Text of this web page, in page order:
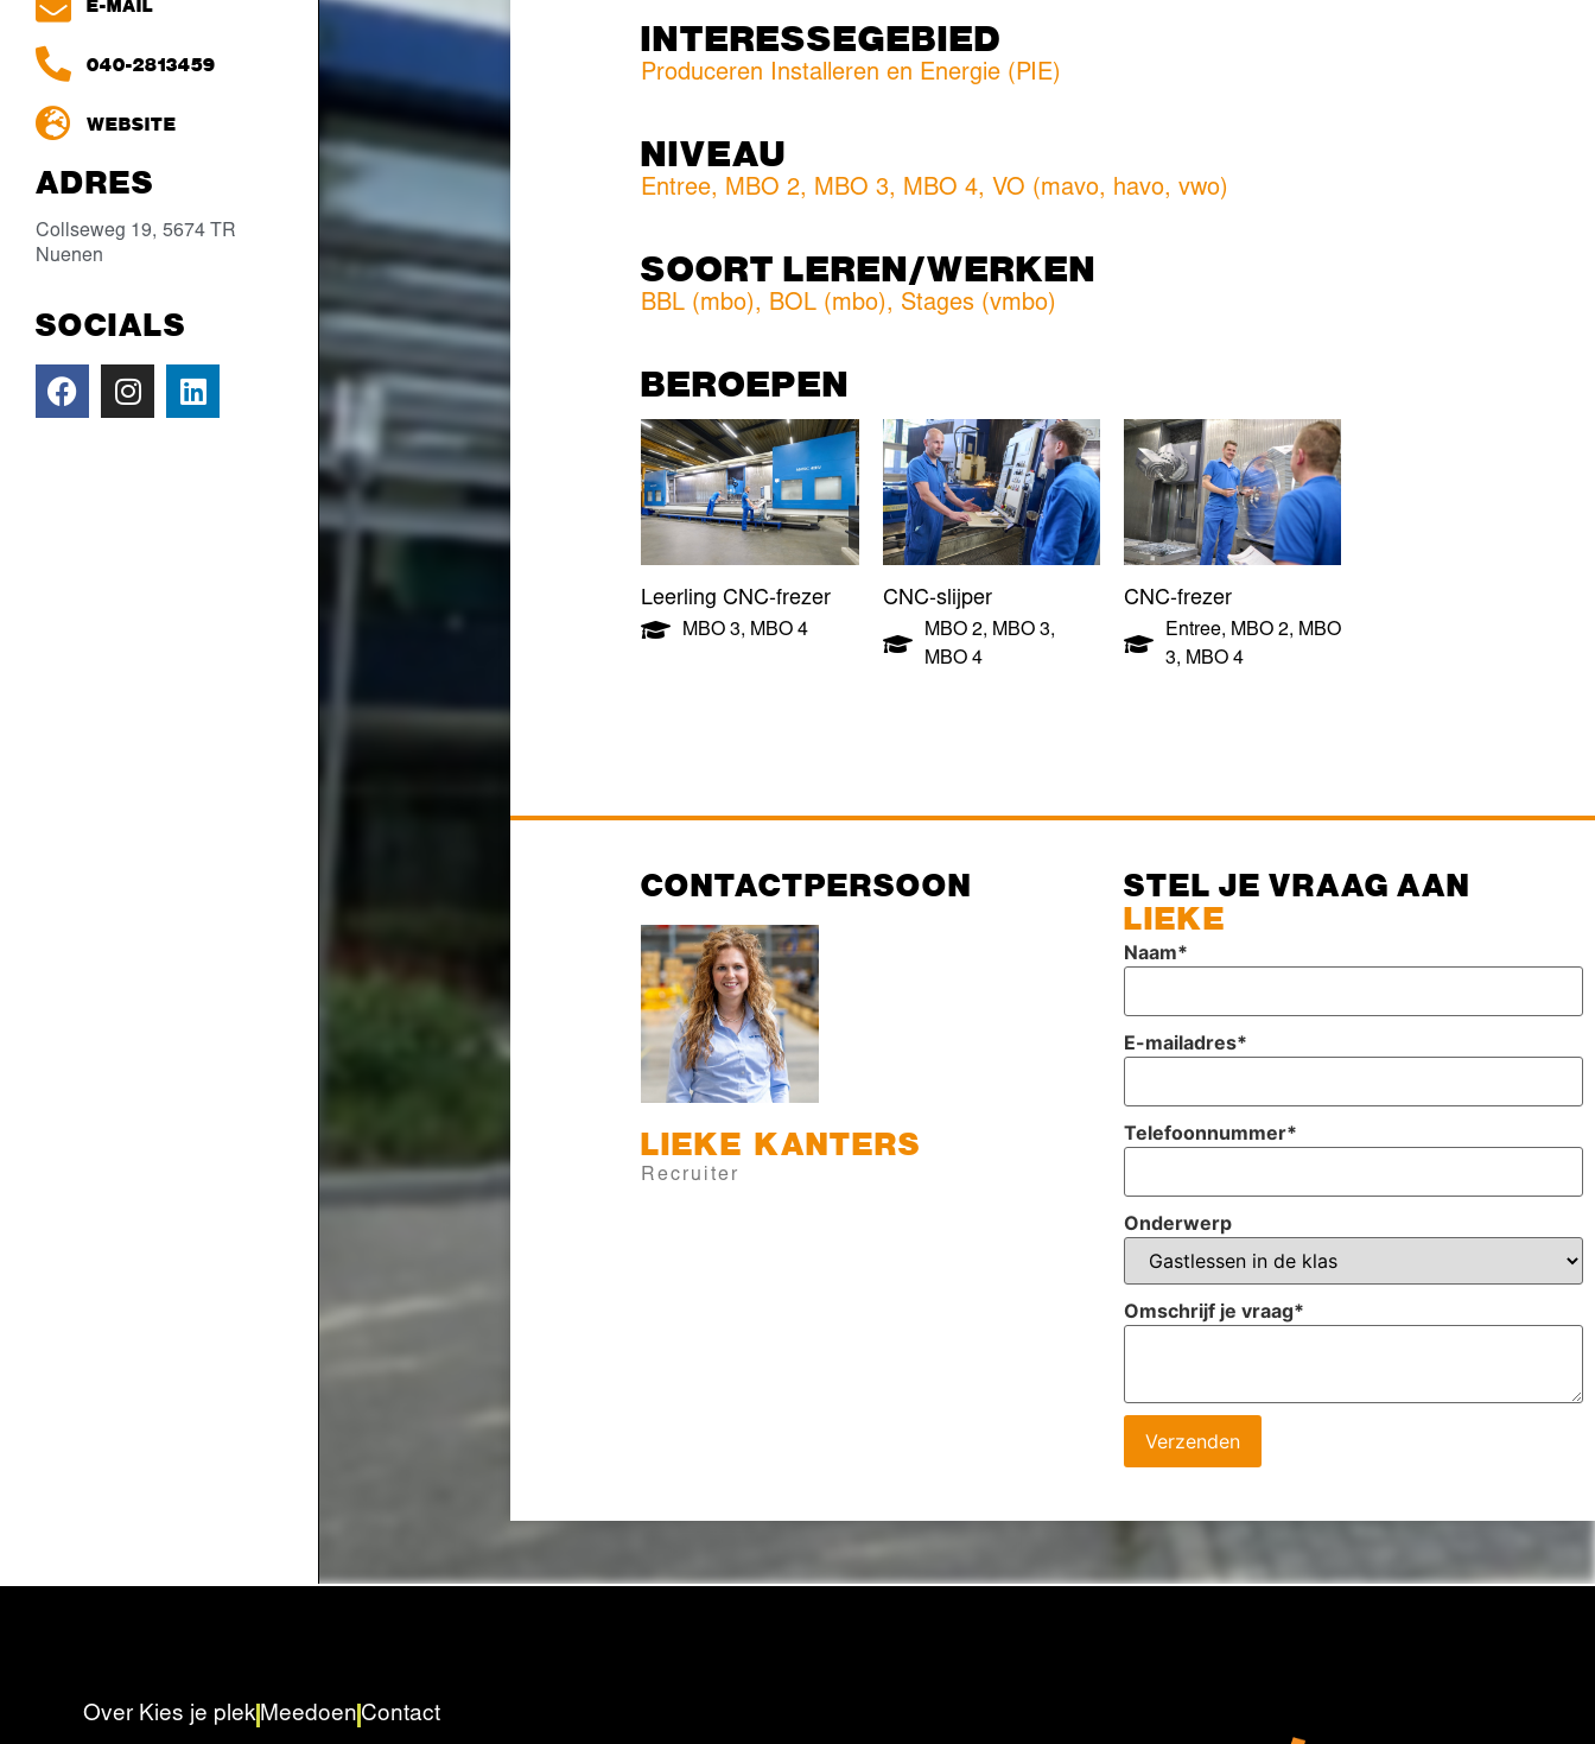
E-MAIL
040-2813459
WEBSITE
ADRES
Collseweg 19, 5674 TR
Nuenen
SOCIALS
INTERESSEGEBIED
Produceren Installeren en Energie (PIE)
NIVEAU
Entree, MBO 2, MBO 3, MBO 4, VO (mavo, havo, vwo)
SOORT LEREN/WERKEN
BBL (mbo), BOL (mbo), Stages (vmbo)
BEROEPEN
Leerling CNC-frezer
MBO 3, MBO 4
CNC-slijper
MBO 2, MBO 3,
MBO 4
CNC-frezer
Entree, MBO 2, MBO
3, MBO 4
CONTACTPERSOON
LIEKE KANTERS
Recruiter
STEL JE VRAAG AAN
LIEKE
Naam*
E-mailadres*
Telefoonnummer*
Onderwerp
Omschrijf je vraag*
Verzenden
Over Kies je plek Meedoen Contact